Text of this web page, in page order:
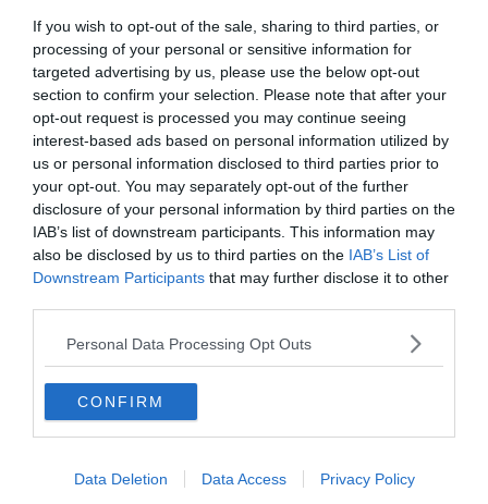
If you wish to opt-out of the sale, sharing to third parties, or
processing of your personal or sensitive information for
targeted advertising by us, please use the below opt-out
section to confirm your selection. Please note that after your
opt-out request is processed you may continue seeing
interest-based ads based on personal information utilized by
us or personal information disclosed to third parties prior to
your opt-out. You may separately opt-out of the further
disclosure of your personal information by third parties on the
IAB’s list of downstream participants. This information may
also be disclosed by us to third parties on the IAB’s List of
Downstream Participants that may further disclose it to other
Personal Data Processing Opt Outs
CONFIRM
Data Deletion Data Access Privacy Policy
Crédit photo : Airbnb
📸Photos : Voir les photos
💶 Gamme :Confortable
💙On aime : Tranquilité et spiritualité
Pourquoi nous l’avons sélectionné :Loger dans un
authentique hôtel de temple au Japon, c’est l’évasion
culturelle ultime. Kiryu offre cette expérience rare, dans
un décor séculaire, à un jet de pierre de l’effervescence
de Tokyo.
Pour en savoir plus :À Kiryu, découvrez un logement
près du volcanAkagi
, ce lieu tranquille était autrefois une